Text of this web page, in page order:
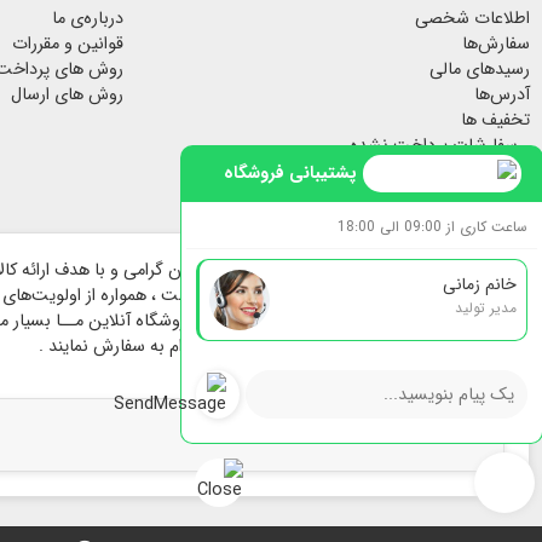
جا کلیدی دیواری
پرده مخمل
لیوان ماگ
لیوان و ماگ
سرامیکی
فیلم داستان مفاخر
اطلاعات شخصی
سفارش‌ها
رسیدهای مالی
آدرس‌ها
تخفیف ها
سفارشات پرداخت نشده
هشدارهای من
درباره‌ی ما
قوانین و مقررات
روش های
روش های ارسال
پشتیبانی فروشگاه
ساعت کاری از 09:00 الی 18:00
خانم زمانی
مدیر تولید
هنرمندان پارسی تاسیس و راه اندازی گردیده است ، همواره از اولویت‌های
در فرایند پیش و حین خرید بوده است ؛ برای فروشگاه آنلاین مــا بسیار
بیشترین سهولت انتخاب و با خیالی آسوده اقدام به سفارش نمایند .